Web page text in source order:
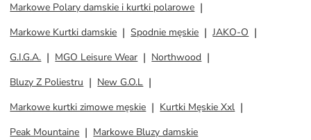
Markowe Polary damskie i kurtki polarowe
Markowe Kurtki damskie
Spodnie męskie
JAKO-O
G.I.G.A.
MGO Leisure Wear
Northwood
Bluzy Z Poliestru
New G.O.L
Markowe kurtki zimowe męskie
Kurtki Męskie Xxl
Peak Mountaine
Markowe Bluzy damskie